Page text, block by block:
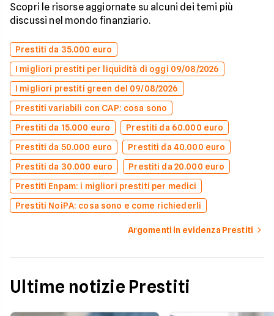
Scopri le risorse aggiornate su alcuni dei temi più
discussi nel mondo finanziario.
Prestiti da 35.000 euro
I migliori prestiti per liquidità di oggi 09/08/2026
I migliori prestiti green del 09/08/2026
Prestiti variabili con CAP: cosa sono
Prestiti da 15.000 euro
Prestiti da 60.000 euro
Prestiti da 50.000 euro
Prestiti da 40.000 euro
Prestiti da 30.000 euro
Prestiti da 20.000 euro
Prestiti Enpam: i migliori prestiti per medici
Prestiti NoiPA: cosa sono e come richiederli
Argomenti in evidenza Prestiti
Ultime notizie Prestiti